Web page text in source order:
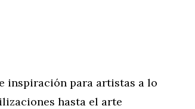
inspiración para artistas a lo
hasta el arte